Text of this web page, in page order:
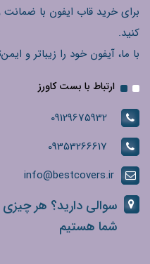
برای خرید قاب ایفون با ضمانت
کنید.
با ما، آیفون خود را زیباتر و
ارتباط با بست کاورز
09129675932
09353266617
info@bestcovers.ir
سوالی دارید؟ هر چیزی
شما هستیم